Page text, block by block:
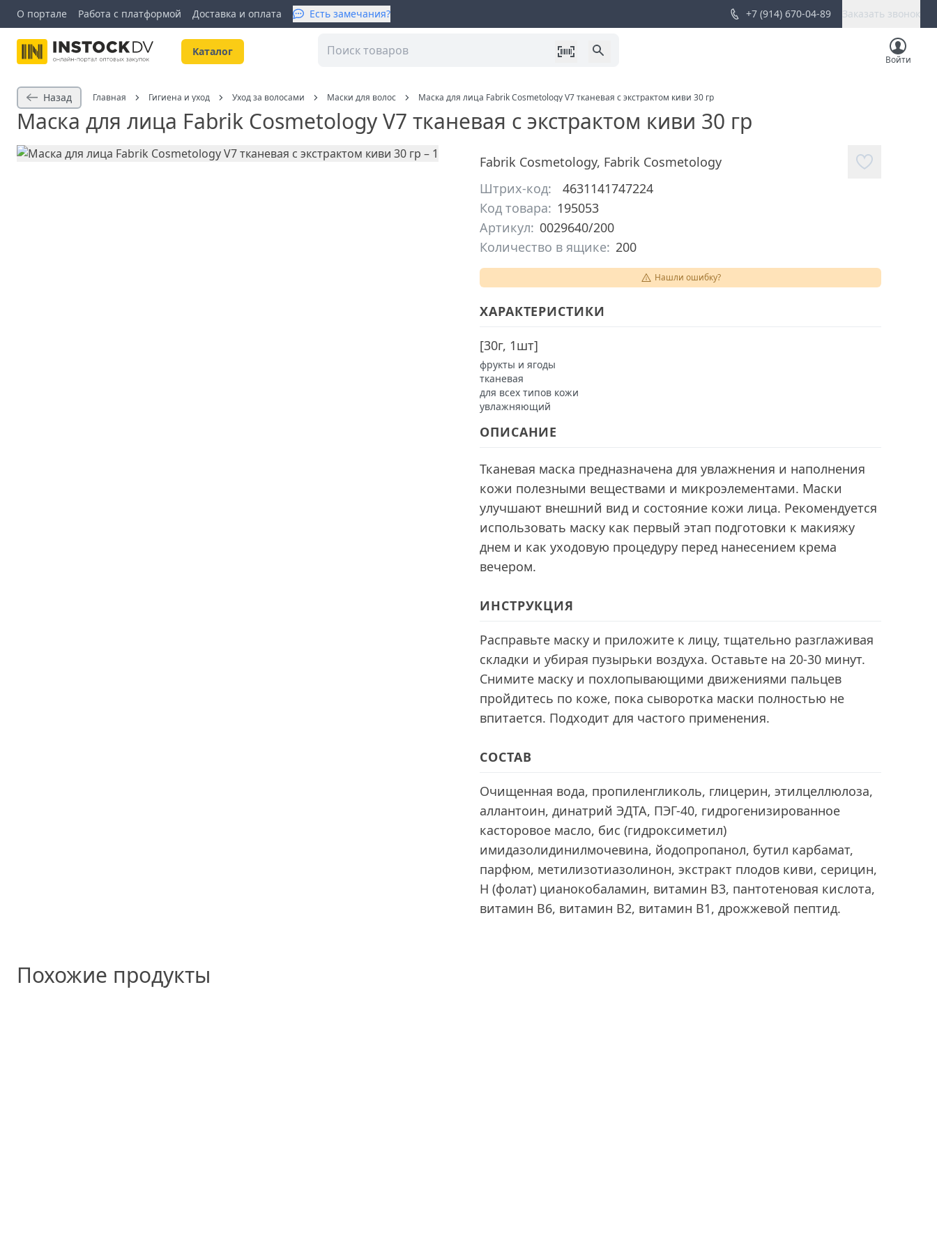
О портале Работа с платформой Доставка и оплата Есть замечания? +7 (914) 670-04-89 Заказать звонок
Kаталог
Войти
Назад Главная Гигиена и уход Уход за волосами Маски для волос Маска для лица Fabrik Cosmetology V7 тканевая с экстрактом киви 30 гр
Маска для лица Fabrik Cosmetology V7 тканевая с экстрактом киви 30 гр
Fabrik Cosmetology, Fabrik Cosmetology
Штрих-код:
4631141747224
Код товара: 195053
Артикул: 0029640/200
Количество в ящике: 200
Нашли ошибку?
ХАРАКТЕРИСТИКИ
[30г, 1шт]
фрукты и ягоды
тканевая
для всех типов кожи
увлажняющий
ОПИСАНИЕ
Тканевая маска предназначена для увлажнения и наполнения
кожи полезными веществами и микроэлементами. Маски
улучшают внешний вид и состояние кожи лица. Рекомендуется
использовать маску как первый этап подготовки к макияжу
днем и как уходовую процедуру перед нанесением крема
вечером.
ИНСТРУКЦИЯ
Расправьте маску и приложите к лицу, тщательно разглаживая
складки и убирая пузырьки воздуха. Оставьте на 20-30 минут.
Снимите маску и похлопывающими движениями пальцев
пройдитесь по коже, пока сыворотка маски полностью не
впитается. Подходит для частого применения.
СОСТАВ
Очищенная вода, пропиленгликоль, глицерин, этилцеллюлоза,
аллантоин, динатрий ЭДТА, ПЭГ-40, гидрогенизированное
касторовое масло, бис (гидроксиметил)
имидазолидинилмочевина, йодопропанол, бутил карбамат,
парфюм, метилизотиазолинон, экстракт плодов киви, серицин,
Н (фолат) цианокобаламин, витамин В3, пантотеновая кислота,
витамин В6, витамин В2, витамин В1, дрожжевой пептид.
Похожие продукты